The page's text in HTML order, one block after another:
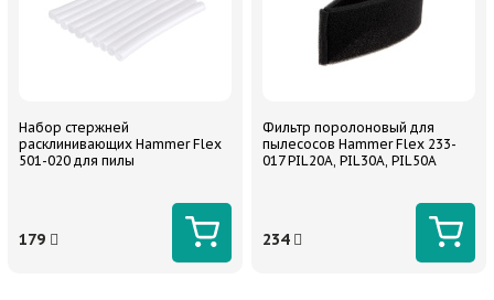
Набор стержней
расклинивающих Hammer Flex
501-020 для пилы
179
Фильтр поролоновый для
пылесосов Hammer Flex 233-
017 PIL20A, PIL30A, PIL50A
234